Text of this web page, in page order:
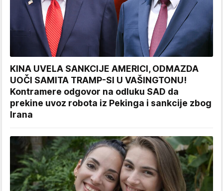
KINA UVELA SANKCIJE AMERICI, ODMAZDA
UOČI SAMITA TRAMP-SI U VAŠINGTONU!
Kontramere odgovor na odluku SAD da
prekine uvoz robota iz Pekinga i sankcije zbog
Irana